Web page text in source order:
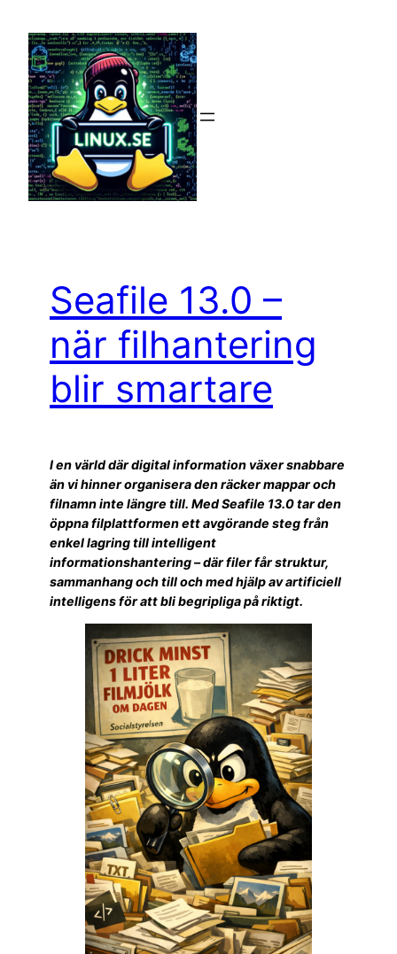
innehåll
Seafile 13.0 –
när filhantering
blir smartare
I en värld där digital information växer snabbare
än vi hinner organisera den räcker mappar och
filnamn inte längre till. Med Seafile 13.0 tar den
öppna filplattformen ett avgörande steg från
enkel lagring till intelligent
informationshantering – där filer får struktur,
sammanhang och till och med hjälp av artificiell
intelligens för att bli begripliga på riktigt.